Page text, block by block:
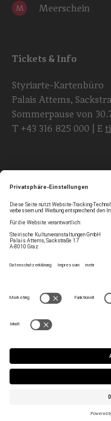
M Meerschein
Tickets & Info
Styriarte-Kartenbüro
Palais Attems,
Sommerpause von
T +43 316 825 000 | E
Newsletter
Kontakt
Team
Jobs